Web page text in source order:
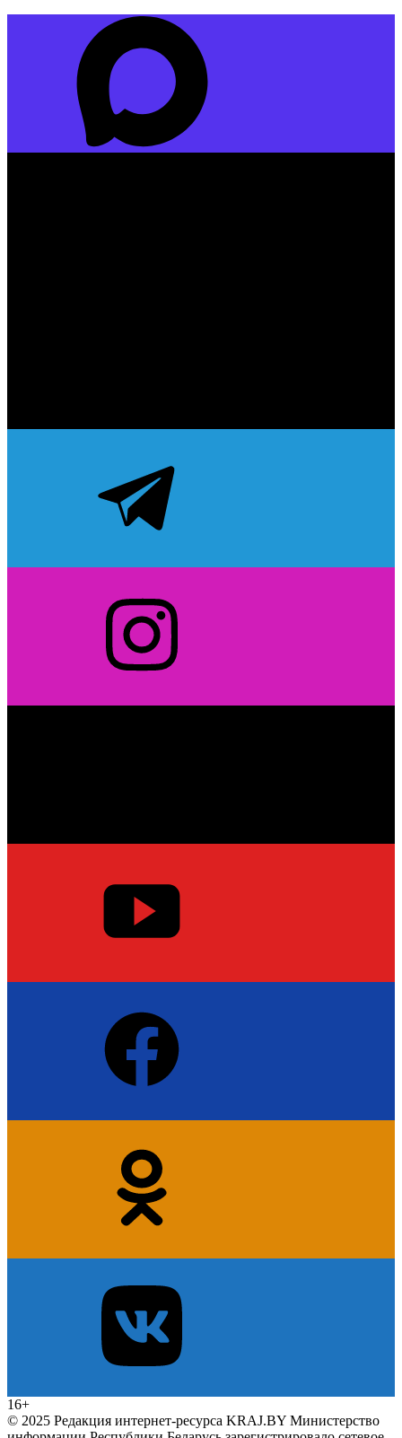
16+
© 2025 Редакция интернет-ресурса KRAJ.BY Министерство